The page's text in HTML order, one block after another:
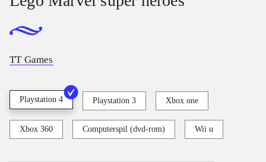
TT Games
Playstation 4 Playstation 3 Xbox one
Xbox 360 Computerspil (dvd-rom) Wii u